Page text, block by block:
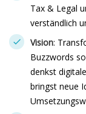
Tax & Legal
verständlich
Vision:
Buzzwords
denkst
bringst neue